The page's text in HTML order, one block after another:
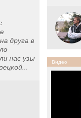
друга в
нас узы
Видео